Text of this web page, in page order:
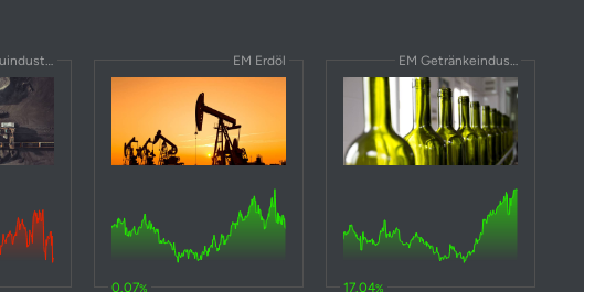
0
19,2
EM Erdöl
0.07% 17.04%